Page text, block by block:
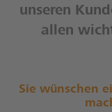
unseren
allen
Sie wünschen